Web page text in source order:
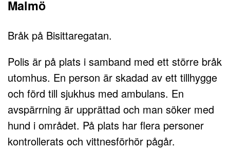
Malmö
Bråk på Bisittaregatan.
Polis är på plats i samband med ett större bråk
utomhus. En person är skadad av ett tillhygge
och förd till sjukhus med ambulans. En
avspärrning är upprättad och man söker med
hund i området. På plats har flera personer
kontrollerats och vittnesförhör pågår.